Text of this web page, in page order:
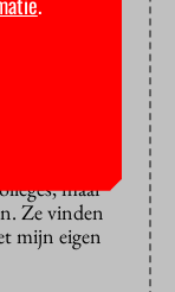
de andere
borrels en
waarin
ben ik zo’n
maar
Ze vinden
mijn eigen